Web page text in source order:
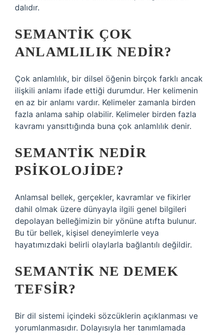
dalıdır.
SEMANTIK ÇOK
ANLAMLILIK NEDIR?
Çok anlamlılık, bir dilsel öğenin birçok farklı ancak
ilişkili anlamı ifade ettiği durumdur. Her kelimenin
en az bir anlamı vardır. Kelimeler zamanla birden
fazla anlama sahip olabilir. Kelimeler birden fazla
kavramı yansıttığında buna çok anlamlılık denir.
SEMANTIK NEDIR
PSIKOLOJIDE?
Anlamsal bellek, gerçekler, kavramlar ve fikirler
dahil olmak üzere dünyayla ilgili genel bilgileri
depolayan belleğimizin bir yönüne atıfta bulunur.
Bu tür bellek, kişisel deneyimlerle veya
hayatımızdaki belirli olaylarla bağlantılı değildir.
SEMANTIK NE DEMEK
TEFSIR?
Bir dil sistemi içindeki sözcüklerin açıklanması ve
yorumlanmasıdır. Dolayısıyla her tanımlamada